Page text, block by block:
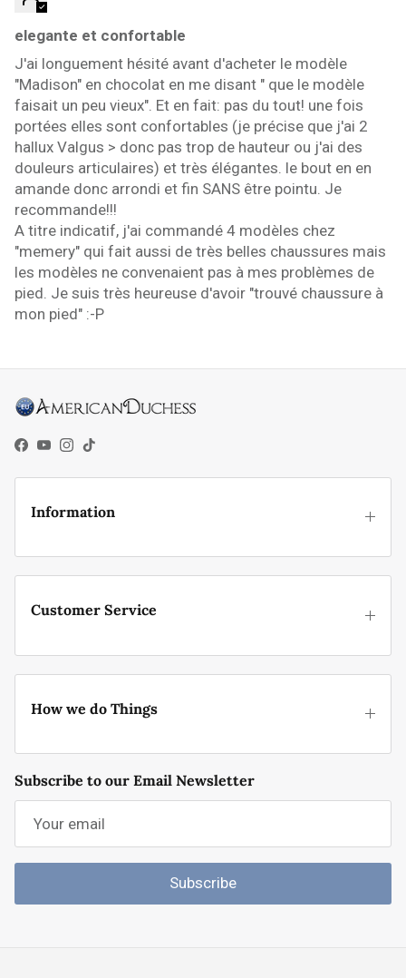
elegante et confortable
J'ai longuement hésité avant d'acheter le modèle
"Madison" en chocolat en me disant " que le modèle
faisait un peu vieux". Et en fait: pas du tout! une fois
portées elles sont confortables (je précise que j'ai 2
hallux Valgus > donc pas trop de hauteur ou j'ai des
douleurs articulaires) et très élégantes. le bout en en
amande donc arrondi et fin SANS être pointu. Je
recommande!!!
A titre indicatif, j'ai commandé 4 modèles chez
"memery" qui fait aussi de très belles chaussures mais
les modèles ne convenaient pas à mes problèmes de
pied. Je suis très heureuse d'avoir "trouvé chaussure à
mon pied" :-P
Facebook
YouTube
Instagram
TikTok
Information
Customer Service
How we do Things
Subscribe to our Email Newsletter
Subscribe